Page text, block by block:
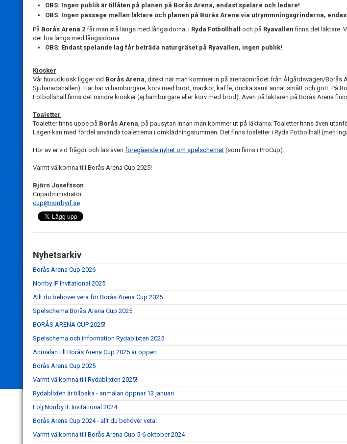
OBS: Ingen publik är tillåten på planen på Borås Arena, endast spelare och ledare!
OBS: Ingen passage mellan läktare och planen på Borås Arena via utrymmningsgrindarna,
På Borås Arena 2 får man stå längs med långsidorna. i Ryda Fotbollhall och på Ryavallen finns det läktare.
det bra längs med långsidorna.
OBS: Endast spelande lag får beträda naturgräset på Ryavallen, ingen publik!
Kiosker
Vår huvudkiosk ligger vid Borås Arena, direkt när man kommer in på arenaområdet från Ålgårdsvägen/Borås
Sjuhäradshallen). Här har vi hamburgare, korv med bröd, mackor, kaffe, dricka samt annat smått och gott. På
Fotbollshall finns det mindre kiosker (ej hamburgare eller korv med bröd). Även på läktaren på Borås Arena
Toaletter
Toaletter finns uppe på Borås Arena, på pausytan innan man kommer ut på läktarna. Toaletter finns även
Lagen kan med fördel använda toaletterna i omklädningsrummen. Det finns toaletter i Ryda Fotbollhall (men
Hör av er vid frågor och läs även föregående nyhet om spelschemat (som finns i ProCup).
Varmt välkomna till Borås Arena Cup 2025!
Björn Josefsson
Cupadministratör
cup@norrbyif.se
Nyhetsarkiv
Borås Arena Cup 2026
Norrby IF Invitational 2025
Allt du behöver veta för Borås Arena Cup 2025
Spelschema Borås Arena Cup 2025
BORÅS ARENA CUP 2025!
Spelschema och information Rydablixten 2025
Anmälan till Borås Arena Cup 2025 är öppen
Borås Arena Cup 2025
Varmt välkomna till Rydablixten 2025!
Rydablixten är tillbaka - anmälan öppnar 13 januari
Följ Norrby IF Invitational 2024
Borås Arena Cup 2024 - allt du behöver veta!
Varmt välkomna till Borås Arena Cup 5-6 oktober 2024